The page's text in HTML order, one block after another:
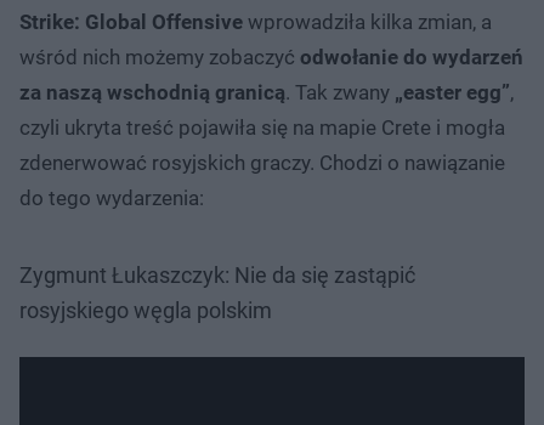
Strike: Global Offensive wprowadziła kilka zmian, a
wśród nich możemy zobaczyć odwołanie do wydarzeń
za naszą wschodnią granicą. Tak zwany „easter egg”,
czyli ukryta treść pojawiła się na mapie Crete i mogła
zdenerwować rosyjskich graczy. Chodzi o nawiązanie
do tego wydarzenia:
Zygmunt Łukaszczyk: Nie da się zastąpić
rosyjskiego węgla polskim